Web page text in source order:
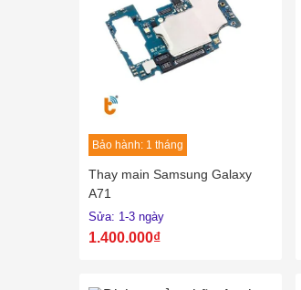
Bảo hành: 1 tháng
Thay main Samsung Galaxy
A71
Sửa: 1-3 ngày
1.400.000₫